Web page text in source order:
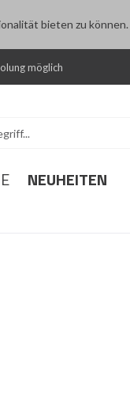
bieten zu können.
möglich
NEUHEITEN